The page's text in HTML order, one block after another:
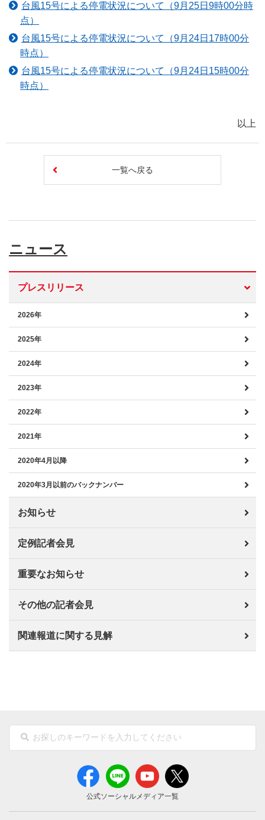
台風15号による停電状況について（9月25日9時00分時
点）
台風15号による停電状況について（9月24日17時00分
時点）
台風15号による停電状況について（9月24日15時00分
時点）
以上
一覧へ戻る
ニュース
プレスリリース
2026年
2025年
2024年
2023年
2022年
2021年
2020年4月以降
2020年3月以前のバックナンバー
お知らせ
定例記者会見
重要なお知らせ
その他の記者会見
関連報道に関する見解
公式ソーシャルメディア一覧